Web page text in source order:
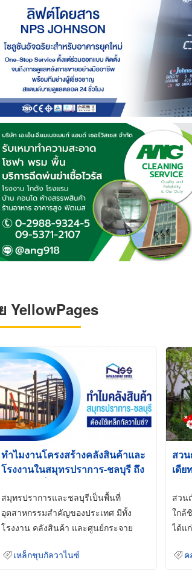
YellowPages
ทำไมงานโครงสร้างคลังสินค้าและ
โรงงานในสมุทรปราการ-ชลบุรี ถึง
Galvanized)
สมุทรปราการและชลบุรีเป็นพื้นที่
อุตสาหกรรมสำคัญของประเทศ มีทั้ง
โรงงาน คลังสินค้า และศูนย์กระจาย
เหล็กชุบกัลวาไนซ์
สว
เดี
สวน
ใกล้
ได้แ
ค